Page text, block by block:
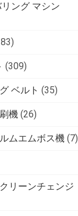
ング マシン
(309)
ベルト (35)
機 (26)
ムエムボス機 (7)
リーンチェンジ